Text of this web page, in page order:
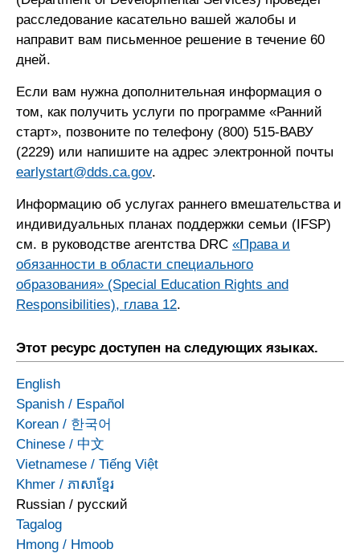
расследование касательно вашей жалобы и
направит вам письменное решение в течение 60
дней.
Если вам нужна дополнительная информация о
том, как получить услуги по программе «Ранний
старт», позвоните по телефону (800) 515-ВАВУ
(2229) или напишите на адрес электронной почты
earlystart@dds.ca.gov.
Информацию об услугах раннего вмешательства и
индивидуальных планах поддержки семьи (IFSP)
см. в руководстве агентства DRC «Права и
обязанности в области специального
образования» (Special Education Rights and
Responsibilities), глава 12.
Этот ресурс доступен на следующих языках.
English
Spanish / Español
Korean / 한국어
Chinese / 中文
Vietnamese / Tiếng Việt
Khmer / ភាសាខ្មែរ
Russian / русский
Tagalog
Hmong / Hmoob